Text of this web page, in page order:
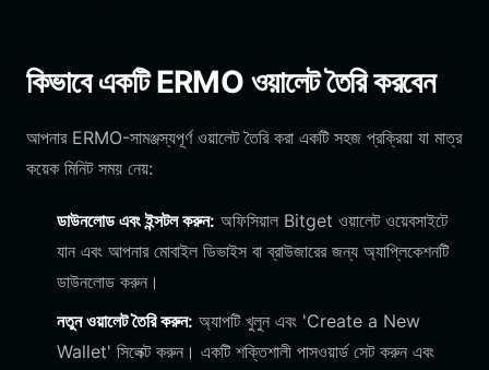
কিভাবে একটি ERMO ওয়ালেট তৈরি করবেন
আপনার ERMO-সামঞ্জস্যপূর্ণ ওয়ালেট তৈরি করা একটি সহজ প্রক্রিয়া যা মাত্র
কয়েক মিনিট সময় নেয়:
ডাউনলোড এবং ইন্সটল করুন: অফিসিয়াল Bitget ওয়ালেট ওয়েবসাইটে
যান এবং আপনার মোবাইল ডিভাইস বা ব্রাউজারের জন্য অ্যাপ্লিকেশনটি
ডাউনলোড করুন।
নতুন ওয়ালেট তৈরি করুন: অ্যাপটি খুলুন এবং 'Create a New
Wallet' সিলেক্ট করুন। একটি শক্তিশালী পাসওয়ার্ড সেট করুন এবং